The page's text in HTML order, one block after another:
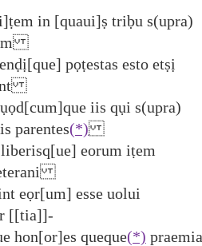
in [quaui]ṣ triḅu s(upra)
pọṭestas esto etṣị
iis qụi s(upra)
parentes(*)
liberisq[ue] eorum iṭem
eọr[um] esse uolui
[[tia]]-
hon[or]es queque(*) praemia